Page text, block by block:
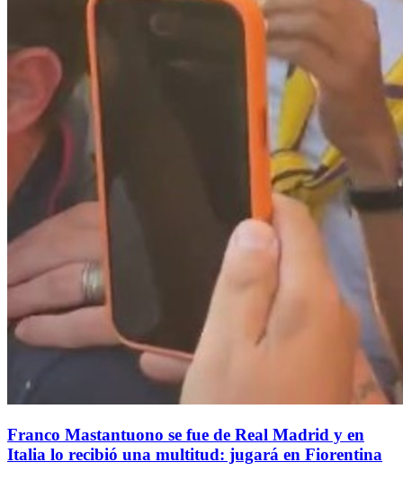
Franco Mastantuono se fue de Real Madrid y en
Italia lo recibió una multitud: jugará en Fiorentina